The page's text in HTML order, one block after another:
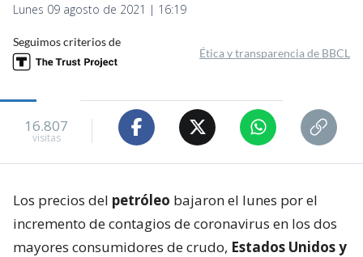
Lunes 09 agosto de 2021 | 16:19
Seguimos criterios de
Ética y transparencia de BBCL
16.807
visitas
Los precios del petróleo bajaron el lunes por el
incremento de contagios de coronavirus en los dos
mayores consumidores de crudo, Estados Unidos y